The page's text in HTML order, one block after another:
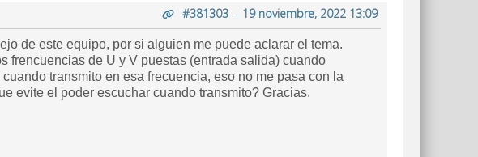
#381303 - 19 noviembre, 2022 13:09
de este equipo, por si alguien me puede aclarar el tema.
frencuencias de U y V puestas (entrada salida) cuando
transmito en esa frecuencia, eso no me pasa con la
evite el poder escuchar cuando transmito? Gracias.